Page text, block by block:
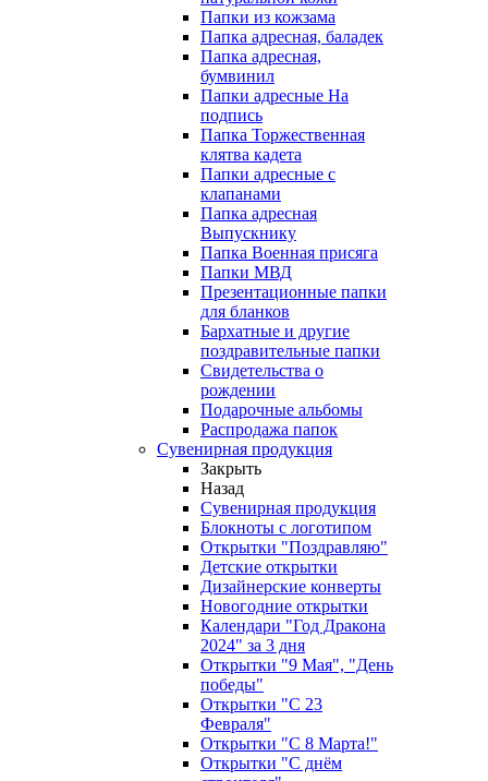
Папки из кожзама
Папка адресная, баладек
Папка адресная,
бумвинил
Папки адресные На
подпись
Папка Торжественная
клятва кадета
Папки адресные с
клапанами
Папка адресная
Выпускнику
Папка Военная присяга
Папки МВД
Презентационные папки
для бланков
Бархатные и другие
поздравительные папки
Свидетельства о
рождении
Подарочные альбомы
Распродажа папок
Сувенирная продукция
Закрыть
Назад
Сувенирная продукция
Блокноты с логотипом
Открытки "Поздравляю"
Детские открытки
Дизайнерские конверты
Новогодние открытки
Календари "Год Дракона
2024" за 3 дня
Открытки "9 Мая", "День
победы"
Открытки "С 23
Февраля"
Открытки "С 8 Марта!"
Открытки "С днём